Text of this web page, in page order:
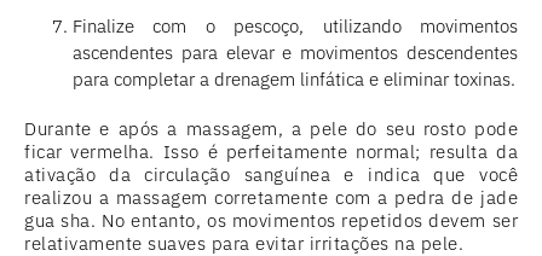
Finalize com o pescoço, utilizando movimentos
ascendentes para elevar e movimentos descendentes
para completar a drenagem linfática e eliminar toxinas.
Durante e após a massagem, a pele do seu rosto pode
ficar vermelha. Isso é perfeitamente normal; resulta da
ativação da circulação sanguínea e indica que você
realizou a massagem corretamente com a pedra de jade
gua sha. No entanto, os movimentos repetidos devem ser
relativamente suaves para evitar irritações na pele.